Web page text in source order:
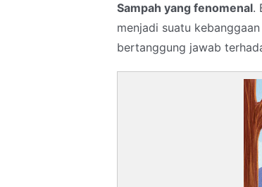
Sampah yang fenomenal.
menjadi suatu
bertanggung jawab